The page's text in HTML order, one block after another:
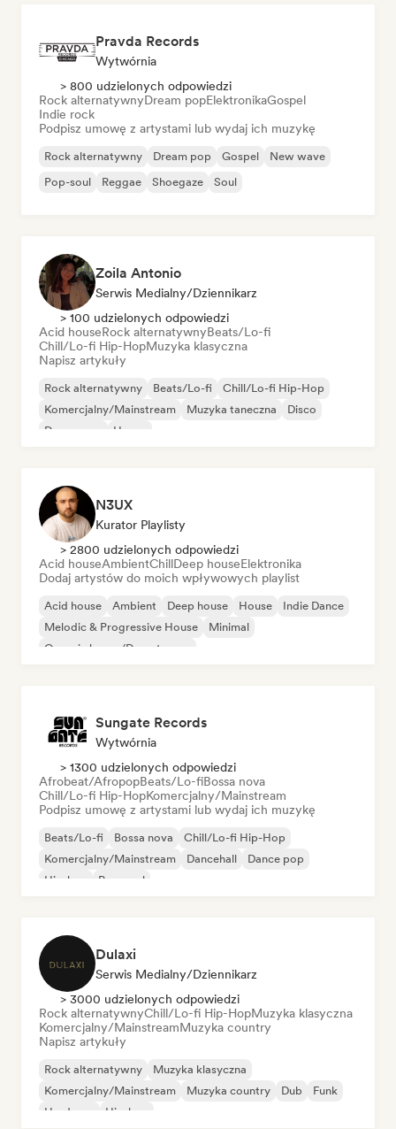
Pravda Records
Wytwórnia
> 800 udzielonych odpowiedzi
Rock alternatywnyDream popElektronikaGospel
Indie rock
Podpisz umowę z artystami lub wydaj ich muzykę
Rock alternatywny Dream pop Gospel
New wave
Pop-soul
Reggae Shoegaze Soul
Zoila Antonio
Serwis Medialny/Dziennikarz
> 100 udzielonych odpowiedzi
Acid houseRock alternatywnyBeats/Lo-fi
Chill/Lo-fi Hip-HopMuzyka klasyczna
Napisz artykuły
Rock alternatywny Beats/Lo-fi
Chill/Lo-fi Hip-Hop
Komercjalny/Mainstream
Muzyka taneczna
Disco
Dream pop
House
N3UX
Kurator Playlisty
> 2800 udzielonych odpowiedzi
Acid houseAmbientChillDeep houseElektronika
Dodaj artystów do moich wpływowych playlist
Acid house Ambient Deep house House
Indie Dance
Melodic & Progressive House
Minimal
Organic house/Downtempo
Sungate Records
Wytwórnia
> 1300 udzielonych odpowiedzi
Afrobeat/AfropopBeats/Lo-fiBossa nova
Chill/Lo-fi Hip-HopKomercjalny/Mainstream
Podpisz umowę z artystami lub wydaj ich muzykę
Beats/Lo-fi Bossa nova
Chill/Lo-fi Hip-Hop
Komercjalny/Mainstream
Dancehall
Dance pop
Hip-hop
Pop-soul
Dulaxi
Serwis Medialny/Dziennikarz
> 3000 udzielonych odpowiedzi
Rock alternatywnyChill/Lo-fi Hip-HopMuzyka klasyczna
Komercjalny/MainstreamMuzyka country
Napisz artykuły
Rock alternatywny
Muzyka klasyczna
Komercjalny/Mainstream
Muzyka country Dub
Funk
Hardcore
Hip-hop